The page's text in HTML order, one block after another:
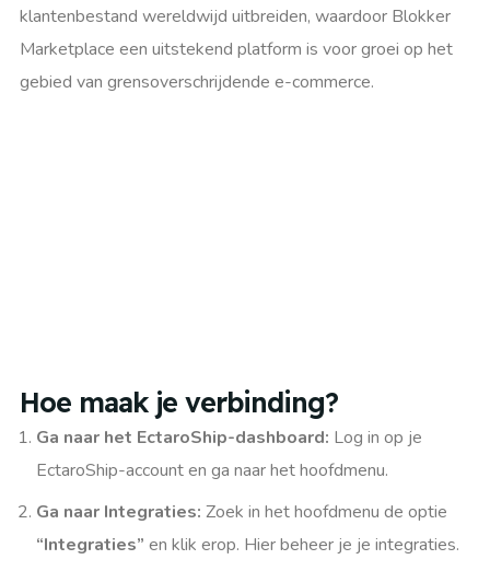
klantenbestand wereldwijd uitbreiden, waardoor Blokker
Marketplace een uitstekend platform is voor groei op het
gebied van grensoverschrijdende e-commerce.
Hoe maak je verbinding?​
Ga naar het EctaroShip-dashboard: Log in op je
EctaroShip-account en ga naar het hoofdmenu.
Ga naar Integraties: Zoek in het hoofdmenu de optie
“Integraties” en klik erop. Hier beheer je je integraties.